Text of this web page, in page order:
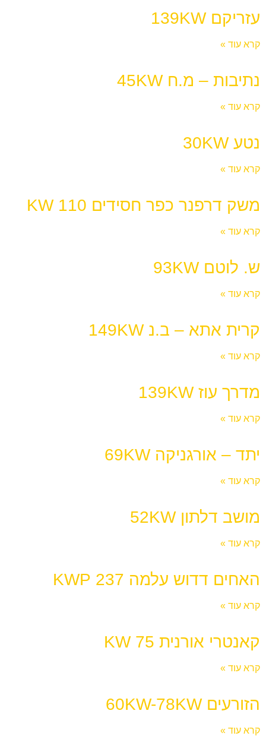
עזריקם 139KW
קרא עוד »
נתיבות – מ.ח 45KW
קרא עוד »
נטע 30KW
קרא עוד »
משק דרפנר כפר חסידים 110 KW
קרא עוד »
ש. לוטם 93KW
קרא עוד »
קרית אתא – ב.נ 149KW
קרא עוד »
מדרך עוז 139KW
קרא עוד »
יתד – אורגניקה 69KW
קרא עוד »
מושב דלתון 52KW
קרא עוד »
האחים דדוש עלמה 237 KWP
קרא עוד »
קאנטרי אורנית 75 KW
קרא עוד »
הזורעים 60KW-78KW
קרא עוד »